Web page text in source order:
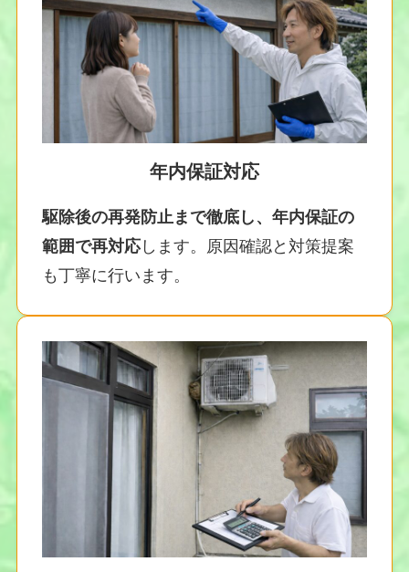
年内保証対応
駆除後の再発防止まで徹底し、年内保証の
範囲で再対応します。原因確認と対策提案
も丁寧に行います。